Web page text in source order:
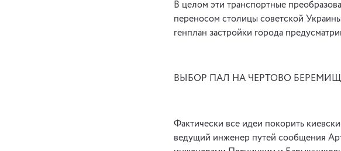
В целом эти транспортные
переносом столицы советской
генплан застройки города
ВЫБОР ПАЛ НА ЧЕРТОВО
Фактически все идеи покорить
ведущий инженер путей сообщения